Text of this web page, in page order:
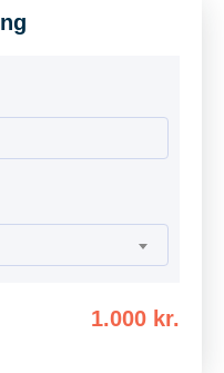
1.000 kr.